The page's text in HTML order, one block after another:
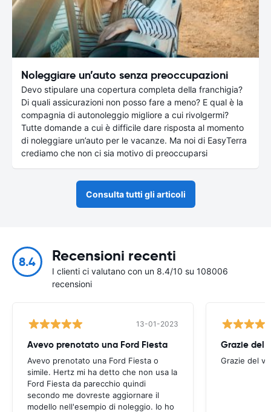
Noleggiare un’auto senza preoccupazioni
Devo stipulare una copertura completa della franchigia?
Di quali assicurazioni non posso fare a meno? E qual è la
compagnia di autonoleggio migliore a cui rivolgermi?
Tutte domande a cui è difficile dare risposta al momento
di noleggiare un’auto per le vacanze. Ma noi di EasyTerra
crediamo che non ci sia motivo di preoccuparsi
Consulta tutti gli articoli
8.4 Recensioni recenti
I clienti ci valutano con un 8.4/10 su 108006
recensioni
13-01-2023
Avevo prenotato una Ford Fiesta
Avevo prenotato una Ford Fiesta o
simile. Hertz mi ha detto che non usa la
Ford Fiesta da parecchio quindi
secondo me dovreste aggiornare il
modello nell'esempio di noleggio. Io ho
Grazie del
Grazie del